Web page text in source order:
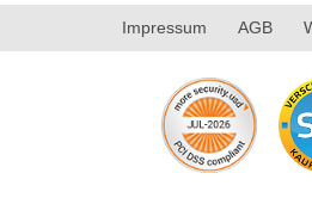
Impressum AGB